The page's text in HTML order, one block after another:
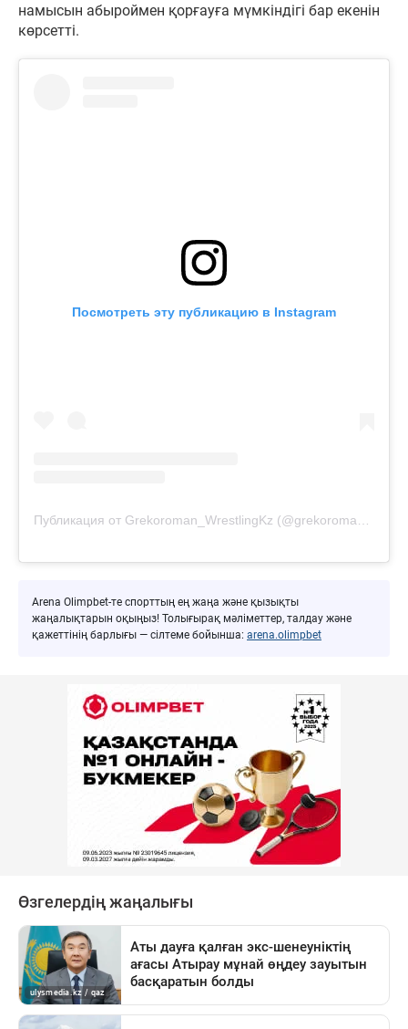
намысын абыроймен қорғауға мүмкіндігі бар екенін
көрсетті.
Посмотреть эту публикацию в Instagram
Arena Olimpbet-те спорттың ең жаңа және қызықты
жаңалықтарын оқыңыз! Толығырақ мәліметтер, талдау және
қажеттінің барлығы — сілтеме бойынша: arena.olimpbet